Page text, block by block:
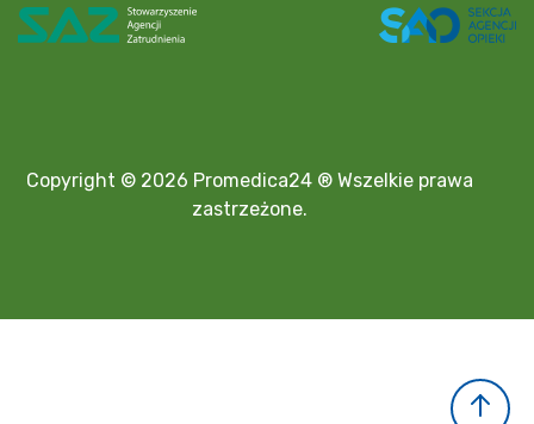
Copyright © 2026 Promedica24 ® Wszelkie prawa
zastrzeżone.